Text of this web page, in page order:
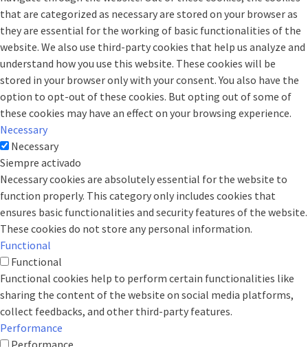
that are categorized as necessary are stored on your browser as
they are essential for the working of basic functionalities of the
website. We also use third-party cookies that help us analyze and
understand how you use this website. These cookies will be
stored in your browser only with your consent. You also have the
option to opt-out of these cookies. But opting out of some of
these cookies may have an effect on your browsing experience.
Necessary
Necessary
Siempre activado
Necessary cookies are absolutely essential for the website to
function properly. This category only includes cookies that
ensures basic functionalities and security features of the website.
These cookies do not store any personal information.
Functional
Functional
Functional cookies help to perform certain functionalities like
sharing the content of the website on social media platforms,
collect feedbacks, and other third-party features.
Performance